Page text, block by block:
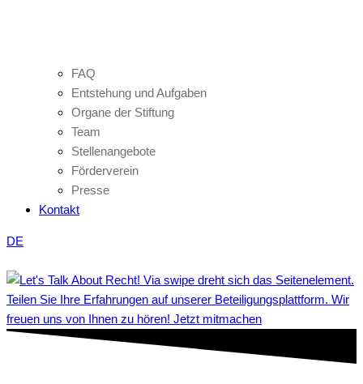
FAQ
Entstehung und Aufgaben
Organe der Stiftung
Team
Stellenangebote
Förderverein
Presse
Kontakt
DE
Teilen Sie Ihre Erfahrungen auf unserer Beteiligungsplattform. Wir
freuen uns von Ihnen zu hören! Jetzt mitmachen